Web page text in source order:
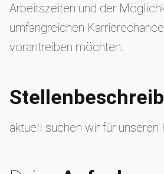
Arbeitszeiten und der
umfangreichen
vorantreiben möchten.
aktuell suchen wir für